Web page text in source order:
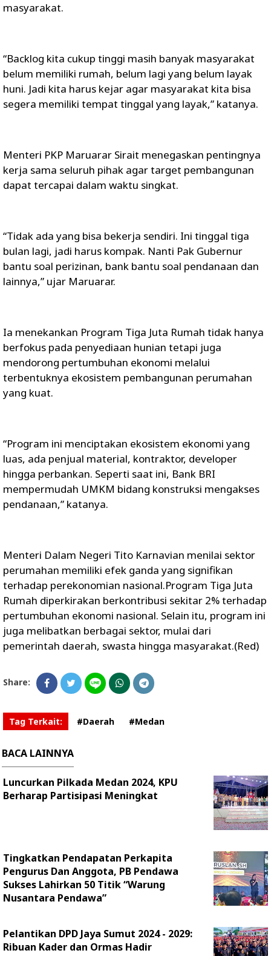
masyarakat.
“Backlog kita cukup tinggi masih banyak masyarakat
belum memiliki rumah, belum lagi yang belum layak
huni. Jadi kita harus kejar agar masyarakat kita bisa
segera memiliki tempat tinggal yang layak,” katanya.
Menteri PKP Maruarar Sirait menegaskan pentingnya
kerja sama seluruh pihak agar target pembangunan
dapat tercapai dalam waktu singkat.
“Tidak ada yang bisa bekerja sendiri. Ini tinggal tiga
bulan lagi, jadi harus kompak. Nanti Pak Gubernur
bantu soal perizinan, bank bantu soal pendanaan dan
lainnya,” ujar Maruarar.
Ia menekankan Program Tiga Juta Rumah tidak hanya
berfokus pada penyediaan hunian tetapi juga
mendorong pertumbuhan ekonomi melalui
terbentuknya ekosistem pembangunan perumahan
yang kuat.
“Program ini menciptakan ekosistem ekonomi yang
luas, ada penjual material, kontraktor, developer
hingga perbankan. Seperti saat ini, Bank BRI
mempermudah UMKM bidang konstruksi mengakses
pendanaan,” katanya.
Menteri Dalam Negeri Tito Karnavian menilai sektor
perumahan memiliki efek ganda yang signifikan
terhadap perekonomian nasional.Program Tiga Juta
Rumah diperkirakan berkontribusi sekitar 2% terhadap
pertumbuhan ekonomi nasional. Selain itu, program ini
juga melibatkan berbagai sektor, mulai dari
pemerintah daerah, swasta hingga masyarakat.(Red)
Share:
Tag Terkait: #Daerah #Medan
BACA LAINNYA
Luncurkan Pilkada Medan 2024, KPU
Berharap Partisipasi Meningkat
Tingkatkan Pendapatan Perkapita
Pengurus Dan Anggota, PB Pendawa
Sukses Lahirkan 50 Titik “Warung
Nusantara Pendawa”
Pelantikan DPD Jaya Sumut 2024 - 2029:
Ribuan Kader dan Ormas Hadir